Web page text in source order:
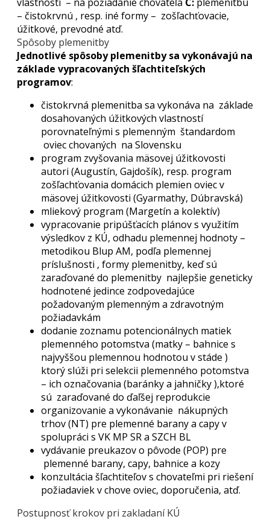
– čistokrvnú , resp. iné formy – zošľachťovacie,
úžitkové, prevodné atď.
Spôsoby plemenitby
Jednotlivé spôsoby plemenitby sa vykonávajú na
základe vypracovaných šľachtiteľských
programov:
čistokrvná plemenitba sa vykonáva na základe
dosahovaných úžitkových vlastností
porovnateľnými s plemenným štandardom
oviec chovaných na Slovensku
program zvyšovania mäsovej úžitkovosti
autori (Augustín, Gajdošík), resp. program
zošľachťovania domácich plemien oviec v
mäsovej úžitkovosti (Gyarmathy, Dúbravská)
mliekový program (Margetín a kolektív)
vypracovanie pripúšťacích plánov s využitím
výsledkov z KÚ, odhadu plemennej hodnoty –
metodikou Blup AM, podľa plemennej
príslušnosti , formy plemenitby, keď sú
zaraďované do plemenitby najlepšie geneticky
hodnotené jedince zodpovedajúce
požadovaným plemenným a zdravotným
požiadavkám
dodanie zoznamu potencionálnych matiek
plemenného potomstva (matky – bahnice s
najvyššou plemennou hodnotou v stáde )
ktorý slúži pri selekcii plemenného potomstva
– ich označovania (baránky a jahničky ),ktoré
sú zaraďované do ďaľšej reprodukcie
organizovanie a vykonávanie nákupných
trhov (NT) pre plemenné barany a capy v
spolupráci s VK MP SR a SZCH BL
vydávanie preukazov o pôvode (POP) pre
plemenné barany, capy, bahnice a kozy
konzultácia šľachtiteľov s chovateľmi pri riešení
požiadaviek v chove oviec, doporučenia, atď.
Postupnosť krokov pri zakladaní KÚ